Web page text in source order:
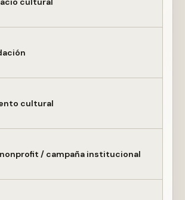
cultural
/ campaña institucional